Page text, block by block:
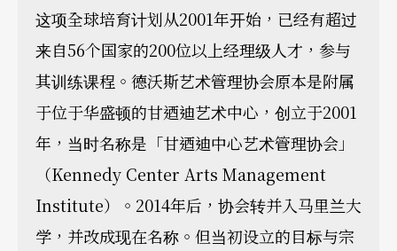
这项全球培育计划从2001年开始，已经有超过
来自56个国家的200位以上经理级人才，参与
其训练课程。德沃斯艺术管理协会原本是附属
于位于华盛顿的甘迺迪艺术中心，创立于2001
年，当时名称是「甘迺迪中心艺术管理协会」
（Kennedy Center Arts Management
Institute）。2014年后，协会转并入马里兰大
学，并改成现在名称。但当初设立的目标与宗